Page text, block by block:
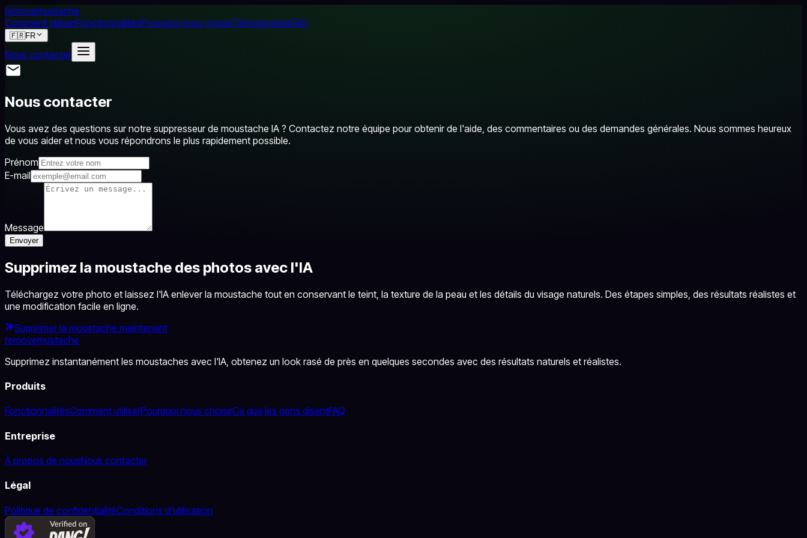
removemustache
Comment utiliserFonctionnalitésPourquoi nous choisirTémoignagesFAQ
🇫🇷FR
Nous contacter
Nous contacter
Vous avez des questions sur notre suppresseur de moustache IA ? Contactez notre équipe pour obtenir de l'aide, des commentaires ou des demandes générales. Nous sommes heureux
de vous aider et nous vous répondrons le plus rapidement possible.
Prénom
E-mail
Message
Envoyer
Supprimez la moustache des photos avec l'IA
Téléchargez votre photo et laissez l'IA enlever la moustache tout en conservant le teint, la texture de la peau et les détails du visage naturels. Des étapes simples, des résultats réalistes et
une modification facile en ligne.
Supprimer la moustache maintenant
removemustache
Supprimez instantanément les moustaches avec l'IA, obtenez un look rasé de près en quelques secondes avec des résultats naturels et réalistes.
Produits
FonctionnalitésComment utiliserPourquoi nous choisirCe que les gens disentFAQ
Entreprise
À propos de nousNous contacter
Légal
Politique de confidentialitéConditions d'utilisation